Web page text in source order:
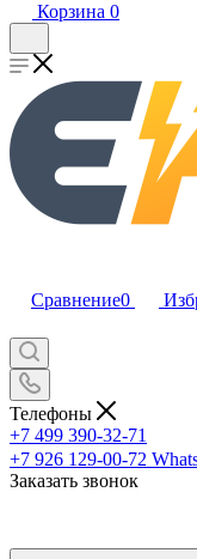
Корзина 0
Сравнение0
Телефоны
+7 499 390-32-71
+7 926 129-00-72
Заказать звонок